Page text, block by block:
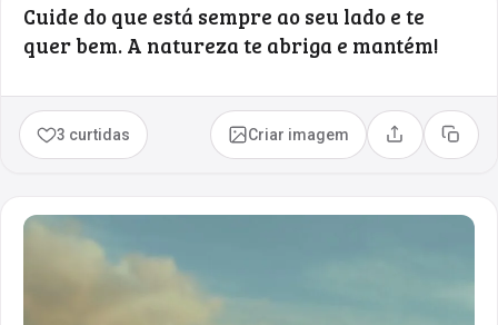
Cuide do que está sempre ao seu lado e te
quer bem. A natureza te abriga e mantém!
3 curtidas Criar imagem Compartilhar
Copiar